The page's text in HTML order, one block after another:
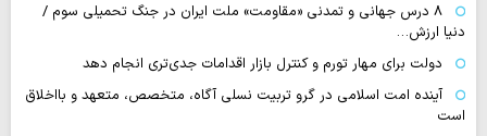
۸ درس جهانی و تمدنی «مقاومت» ملت ایران در جنگ تحمیلی سوم /
دنیا ارزش…
دولت برای مهار تورم و کنترل بازار اقدامات جدی‌تری انجام دهد
آینده امت اسلامی در گرو تربیت نسلی آگاه، متخصص، متعهد و بااخلاق
است